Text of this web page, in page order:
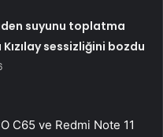
suyunu toplatma
Kızılay sessizliğini bozdu
C65 ve Redmi Note 11